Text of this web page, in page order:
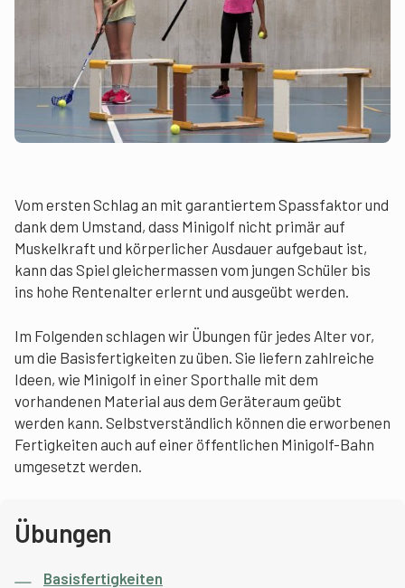
Vom ersten Schlag an mit garantiertem Spassfaktor und
dank dem Umstand, dass Minigolf nicht primär auf
Muskelkraft und körperlicher Ausdauer aufgebaut ist,
kann das Spiel gleichermassen vom jungen Schüler bis
ins hohe Rentenalter erlernt und ausgeübt werden.
Im Folgenden schlagen wir Übungen für jedes Alter vor,
um die Basisfertigkeiten zu üben. Sie liefern zahlreiche
Ideen, wie Minigolf in einer Sporthalle mit dem
vorhandenen Material aus dem Geräteraum geübt
werden kann. Selbstverständlich können die erworbenen
Fertigkeiten auch auf einer öffentlichen Minigolf-Bahn
umgesetzt werden.
Übungen
Basisfertigkeiten